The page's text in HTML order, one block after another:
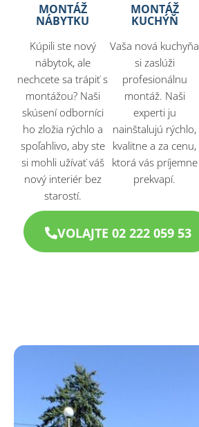
MONTÁŽ
NÁBYTKU
Kúpili ste nový
nábytok, ale
nechcete sa trápiť s
montážou? Naši
skúsení odborníci
ho zložia rýchlo a
spoľahlivo, aby ste
si mohli užívať váš
nový interiér bez
starostí.
MONTÁŽ
KUCHÝŇ
Vaša nová kuchyňa
si zaslúži
profesionálnu
montáž. Naši
experti ju
nainštalujú rýchlo,
kvalitne a za cenu,
ktorá vás príjemne
prekvapí.
VOLAJTE 02 222 059 53